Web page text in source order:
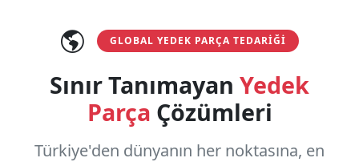
GLOBAL YEDEK PARÇA TEDARIĞI
Sınır Tanımayan Yedek
Parça Çözümleri
Türkiye'den dünyanın her noktasına, en